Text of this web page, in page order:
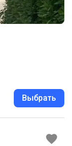
Выбрать